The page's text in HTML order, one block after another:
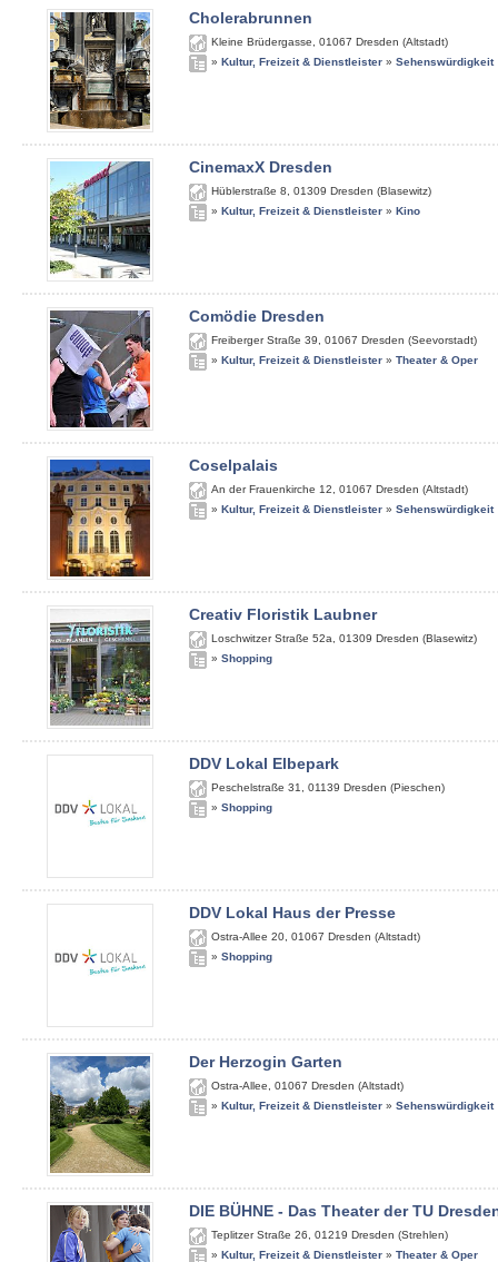
Cholerabrunnen
Kleine Brüdergasse 01067 Dresden (Altstadt)
» Kultur, Freizeit & Dienstleister » Sehenswürdigkeit
CinemaxX Dresden
Hüblerstraße 8 01309 Dresden (Blasewitz)
» Kultur, Freizeit & Dienstleister » Kino
Comödie Dresden
Freiberger Straße 39 01067 Dresden (Seevorstadt)
» Kultur, Freizeit & Dienstleister » Theater & Oper
Coselpalais
An der Frauenkirche 12 01067 Dresden (Altstadt)
» Kultur, Freizeit & Dienstleister » Sehenswürdigkeit
Creativ Floristik Laubner
Loschwitzer Straße 52a 01309 Dresden (Blasewitz)
» Shopping
DDV Lokal Elbepark
Peschelstraße 31 01139 Dresden (Pieschen)
» Shopping
DDV Lokal Haus der Presse
Ostra-Allee 20 01067 Dresden (Altstadt)
» Shopping
Der Herzogin Garten
Ostra-Allee 01067 Dresden (Altstadt)
» Kultur, Freizeit & Dienstleister » Sehenswürdigkeit
DIE BÜHNE - Das Theater der TU
Teplitzer Straße 26 01219 Dresden (Strehlen)
» Kultur, Freizeit & Dienstleister » Theater & Oper